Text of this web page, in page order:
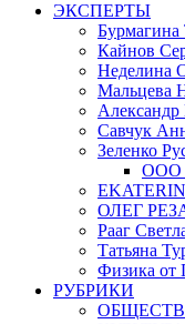
ЭКСПЕРТЫ
Бурмагина
Кайнов
Неделина
Мальцева
Савчук
Зеленко
ООО
ОЛЕГ
Рааг
Татьяна
Физика от
РУБРИКИ